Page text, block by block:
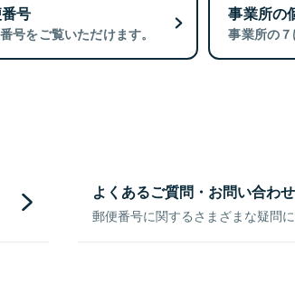
号
号をご覧いただけます。
事業所の
事業所の７
よくあるご質問・お問い合わせ
郵便番号に関するさまざまな疑問に